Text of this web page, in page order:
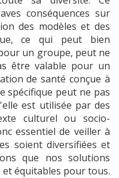
conséquences sur
des modèles et des
ce qui peut bien
un groupe, peut ne
être valable pour un
de santé conçue à
spécifique peut ne pas
est utilisée par des
culturel ou socio-
essentiel de veiller à
soient diversifiées et
que nos solutions
équitables pour tous.